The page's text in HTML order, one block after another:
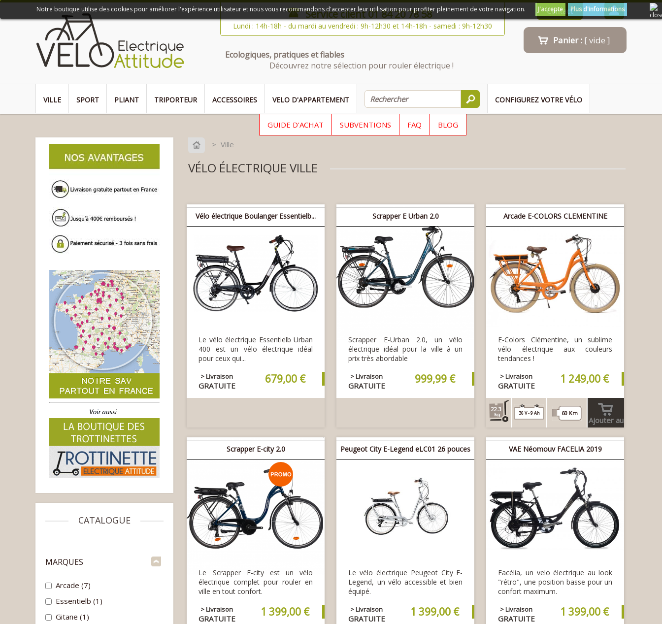
Ecologiques, pratiques et fiables
Découvrez notre sélection pour rouler électrique !
Service client01 84 20 78 58
Lundi : 14h-18h - du mardi au vendredi : 9h-12h30 et 14h-18h - samedi : 9h-12h30
Contact
Panier : [ vide ]
VILLE SPORT PLIANT TRIPORTEUR ACCESSOIRES VELO D'APPARTEMENT CONFIGUREZ VOTRE VÉLO
Notre boutique utilise des cookies pour améliorer l'expérience utilisateur et nous vous recommandons d'accepter leur utilisation pour profiter pleinement de votre navigation. J'accepte Plus d'informations
GUIDE D'ACHAT SUBVENTIONS FAQ BLOG
CATALOGUE
MARQUES
Arcade (7)
Essentielb (1)
Gitane (1)
> Ville
VÉLO ÉLECTRIQUE VILLE
Vélo électrique Boulanger Essentielb...
Le vélo électrique Essentielb Urban
400 est un vélo électrique idéal
pour ceux qui...
> Livraison
GRATUITE 679,00 €
Scrapper E Urban 2.0
Scrapper E-Urban 2.0, un vélo
électrique idéal pour la ville à un
prix très abordable
> Livraison
GRATUITE 999,99 €
Arcade E-COLORS CLEMENTINE
E-Colors Clémentine, un sublime
vélo électrique aux couleurs
tendances !
> Livraison
GRATUITE 1 249,00 €
22.3
36 V - 9 Ah 60 Km
Ajouter au
panier
Scrapper E-city 2.0
Le Scrapper E-city est un vélo
électrique complet pour rouler en
ville en tout confort.
> Livraison
GRATUITE 1 399,00 €
Peugeot City E-Legend eLC01 26 pouces
Le vélo électrique Peugeot City E-
Legend, un vélo accessible et bien
équipé.
> Livraison
GRATUITE 1 399,00 €
VAE Néomouv FACELIA 2019
Facélia, un velo électrique au look
"rétro", une position basse pour un
confort maximum.
> Livraison
GRATUITE 1 399,00 €